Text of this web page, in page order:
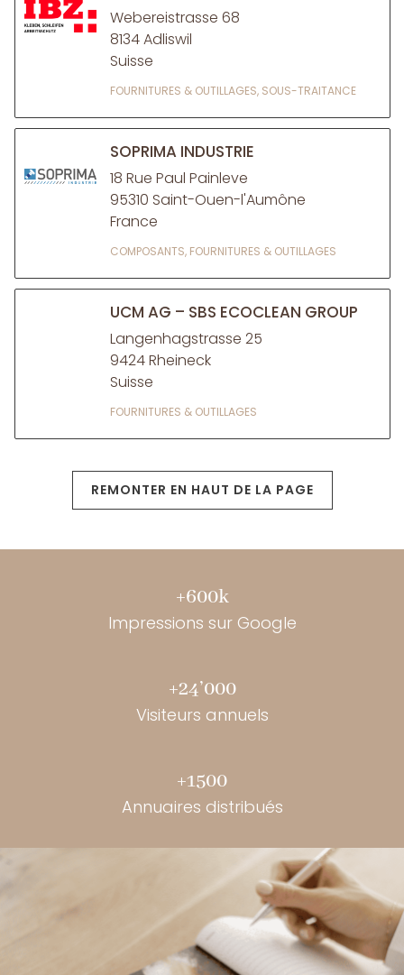
Webereistrasse 68
8134 Adliswil
Suisse
FOURNITURES & OUTILLAGES, SOUS-TRAITANCE
SOPRIMA INDUSTRIE
18 Rue Paul Painleve
95310 Saint-Ouen-l'Aumône
France
COMPOSANTS, FOURNITURES & OUTILLAGES
UCM AG – SBS ECOCLEAN GROUP
Langenhagstrasse 25
9424 Rheineck
Suisse
FOURNITURES & OUTILLAGES
REMONTER EN HAUT DE LA PAGE
+600k
Impressions sur Google
+24’000
Visiteurs annuels
+1500
Annuaires distribués